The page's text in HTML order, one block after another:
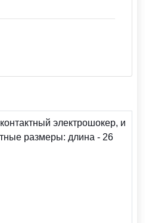
электрошокер, и
размеры: длина - 26